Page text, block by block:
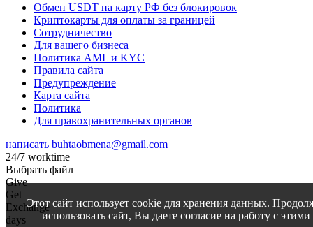
Обмен USDT на карту РФ без блокировок
Криптокарты для оплаты за границей
Сотрудничество
Для вашего бизнеса
Политика AML и KYC
Правила сайта
Предупреждение
Карта сайта
Политика
Для правохранительных органов
написать buhtaobmena@gmail.com
24/7 worktime
Выбрать файл
Give
Get
Exchange
days
Этот сайт использует cookie для хранения данных.
использовать сайт, Вы даете согласие на работу с этими